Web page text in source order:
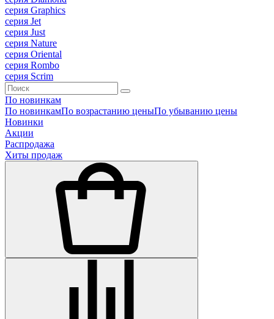
серия Graphics
серия Jet
серия Just
серия Nature
серия Oriental
серия Rombo
серия Scrim
По новинкам
По новинкамПо возрастанию ценыПо убыванию цены
Новинки
Акции
Распродажа
Хиты продаж